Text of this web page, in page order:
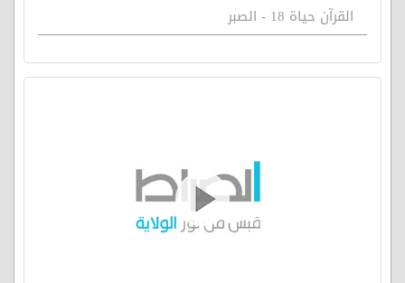
القرآن حياة 18 - الصبر